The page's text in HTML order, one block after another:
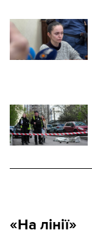
«На лінії»